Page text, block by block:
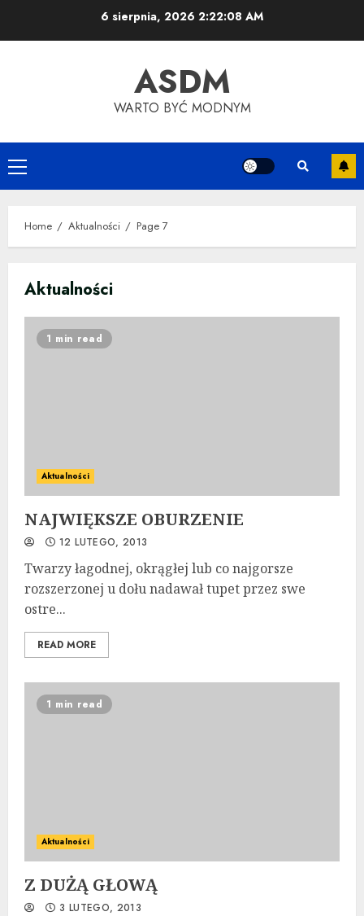
6 sierpnia, 2026 2:22:08 AM
ASDM
WARTO BYĆ MODNYM
Primary
Menu
Home Aktualności Page 7
Aktualności
1 min read
Aktualności
NAJWIĘKSZE OBURZENIE
12 LUTEGO, 2013
Twarzy łagodnej, okrągłej lub co najgorsze
rozszerzonej u dołu nadawał tupet przez swe
ostre...
READ MORE
1 min read
Aktualności
Z DUŻĄ GŁOWĄ
3 LUTEGO, 2013